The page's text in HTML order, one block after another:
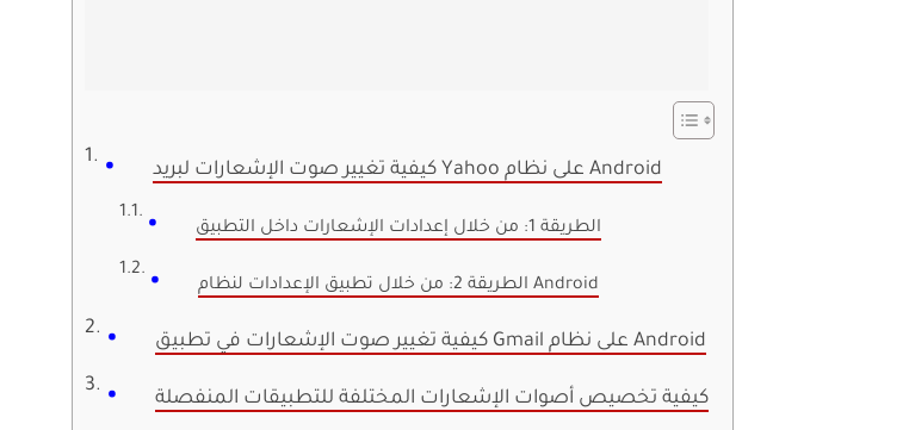
كيفية تغيير صوت الإشعارات لبريد Yahoo على نظام Android
الطريقة 1: من خلال إعدادات الإشعارات داخل التطبيق
الطريقة 2: من خلال تطبيق الإعدادات لنظام Android
كيفية تغيير صوت الإشعارات في تطبيق Gmail على نظام Android
كيفية تخصيص أصوات الإشعارات المختلفة للتطبيقات المنفصلة